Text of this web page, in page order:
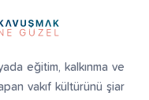
eğitim, kalkınma ve
vakıf kültürünü şiar